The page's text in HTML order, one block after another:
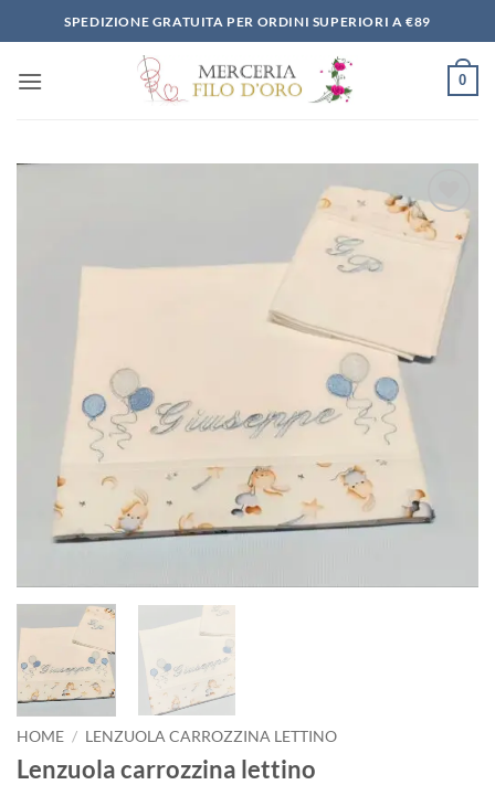
ai
SPEDIZIONE GRATUITA PER ORDINI SUPERIORI A €89
0
Aggiungi
alla lista
desideri
HOME / LENZUOLA CARROZZINA LETTINO
Lenzuola carrozzina lettino